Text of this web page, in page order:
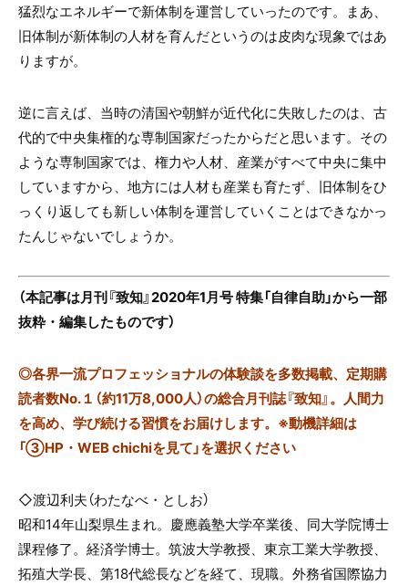
猛烈なエネルギーで新体制を運営していったのです。まあ、
旧体制が新体制の人材を育んだというのは皮肉な現象ではあ
りますが。
逆に言えば、当時の清国や朝鮮が近代化に失敗したのは、古
代的で中央集権的な専制国家だったからだと思います。その
ような専制国家では、権力や人材、産業がすべて中央に集中
していますから、地方には人材も産業も育たず、旧体制をひ
っくり返しても新しい体制を運営していくことはできなかっ
たんじゃないでしょうか。
（本記事は月刊『致知』2020年1月号 特集「自律自助」から一部
抜粋・編集したものです）
◎各界一流プロフェッショナルの体験談を多数掲載、定期購
読者数No.１（約11万8,000人）の総合月刊誌『致知』。人間力
を高め、学び続ける習慣をお届けします。※動機詳細は
「③HP・WEB chichiを見て」を選択ください
◇渡辺利夫（わたなべ・としお）
昭和14年山梨県生まれ。慶應義塾大学卒業後、同大学院博士
課程修了。経済学博士。筑波大学教授、東京工業大学教授、
拓殖大学長、第18代総長などを経て、現職。外務省国際協力